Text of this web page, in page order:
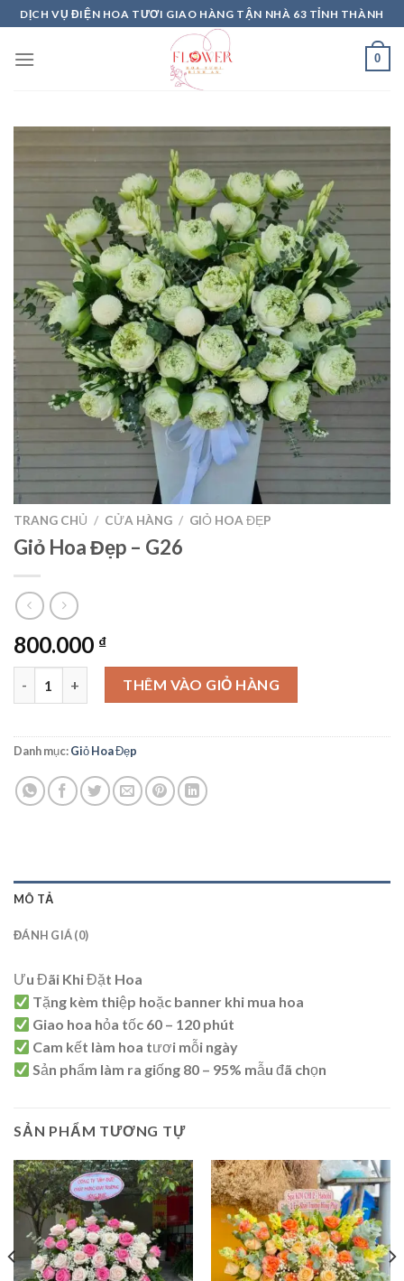
Skip
to
content
DỊCH VỤ ĐIỆN HOA TƯƠI GIAO HÀNG TẬN NHÀ 63 TỈNH THÀNH
0
TRANG CHỦ / CỬA HÀNG / GIỎ HOA ĐẸP
Giỏ Hoa Đẹp – G26
800.000 ₫
Giỏ Hoa Đẹp – G26 số lượngTHÊM VÀO GIỎ HÀNG
Danh mục:Giỏ Hoa Đẹp
MÔ TẢ
ĐÁNH GIÁ (0)
Ưu Đãi Khi Đặt Hoa
Tặng kèm thiệp hoặc banner khi mua hoa
Giao hoa hỏa tốc 60 – 120 phút
Cam kết làm hoa tươi mỗi ngày
Sản phẩm làm ra giống 80 – 95% mẫu đã chọn
SẢN PHẨM TƯƠNG TỰ